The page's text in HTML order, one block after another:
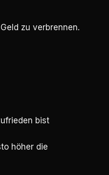
zu verbrennen.
bist
höher die